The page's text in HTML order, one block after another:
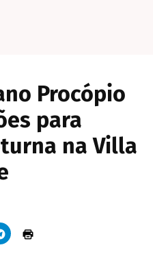
Procópio
para
na Villa